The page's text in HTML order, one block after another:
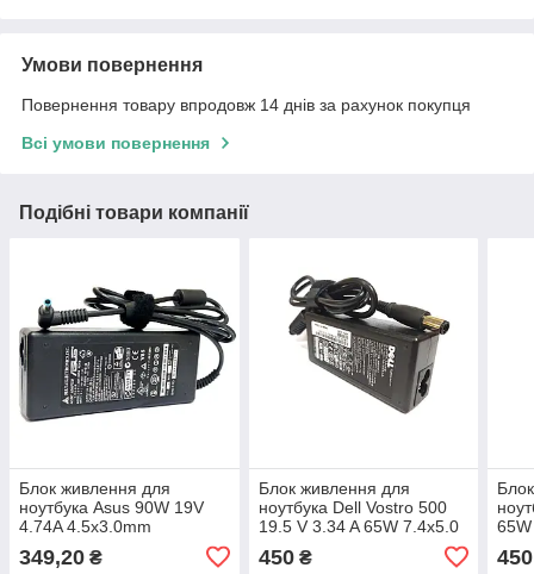
Умови повернення
Повернення товару впродовж 14 днів за рахунок покупця
Всі умови повернення
Подібні товари компанії
Блок живлення для
ноутбука Asus 90W 19V
4.74A 4.5x3.0mm
349,20 ₴
Блок живлення для
ноутбука Dell Vostro 500
19.5 V 3.34 A 65W 7.4x5.0
450₴ 450